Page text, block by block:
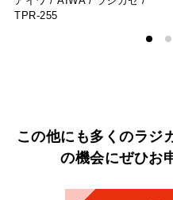
TPR-255
この他にも多くのラジ
の機会にぜひお